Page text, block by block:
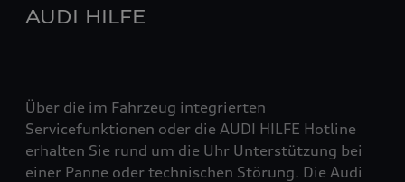
AUDI HILFE
Über die im Fahrzeug integrierten
Servicefunktionen oder die AUDI HILFE Hotline
erhalten Sie rund um die Uhr Unterstützung bei
einer Panne oder technischen Störung. Die Audi